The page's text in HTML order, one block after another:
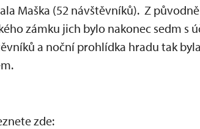
Maška (52 návštěvníků). Z
zámku jich bylo nakonec sedm s
a noční prohlídka hradu tak
zde: